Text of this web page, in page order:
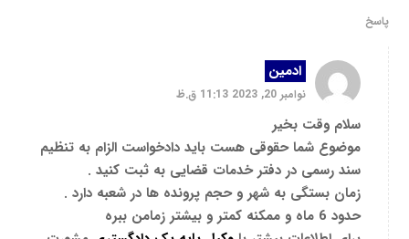
پاسخ
ادمین
نوامبر 20, 2023 11:13 ق.ظ
سلام وقت بخیر
موضوع شما حقوقی هست باید دادخواست الزام به تنظیم
سند رسمی در دفتر خدمات قضایی به ثبت کنید .
زمان بستگی به شهر و حجم پرونده ها در شعبه دارد .
حدود 6 ماه و ممکنه کمتر و بیشتر زمامن ببره